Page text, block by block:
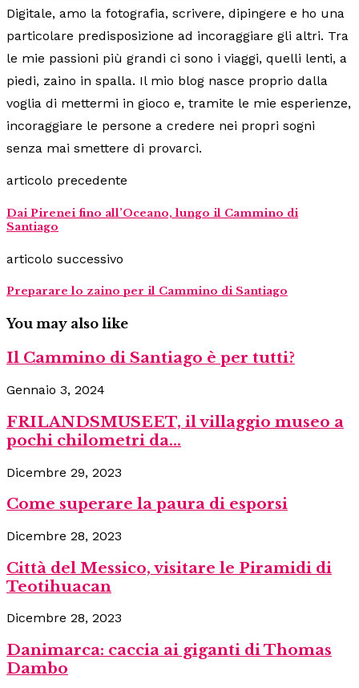
Digitale, amo la fotografia, scrivere, dipingere e ho una
particolare predisposizione ad incoraggiare gli altri. Tra
le mie passioni più grandi ci sono i viaggi, quelli lenti, a
piedi, zaino in spalla. Il mio blog nasce proprio dalla
voglia di mettermi in gioco e, tramite le mie esperienze,
incoraggiare le persone a credere nei propri sogni
senza mai smettere di provarci.
articolo precedente
Dai Pirenei fino all’Oceano, lungo il Cammino di
Santiago
articolo successivo
Preparare lo zaino per il Cammino di Santiago
You may also like
Il Cammino di Santiago è per tutti?
Gennaio 3, 2024
FRILANDSMUSEET, il villaggio museo a
pochi chilometri da...
Dicembre 29, 2023
Come superare la paura di esporsi
Dicembre 28, 2023
Città del Messico, visitare le Piramidi di
Teotihuacan
Dicembre 28, 2023
Danimarca: caccia ai giganti di Thomas
Dambo